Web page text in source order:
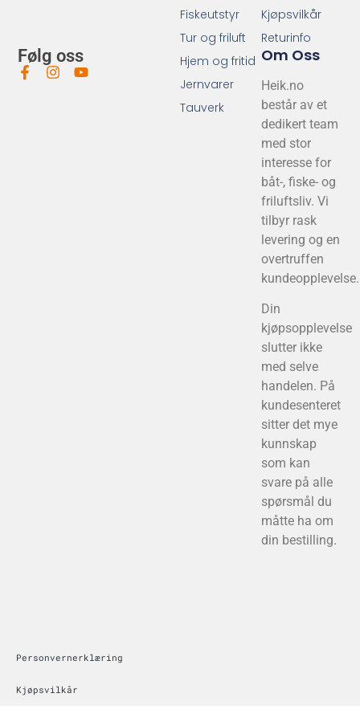
Følg oss
Kjøpsvilkår
Returinfo
Om Oss
Heik.no
består av et
dedikert team
med stor
interesse for
båt-, fiske- og
friluftsliv. Vi
tilbyr rask
levering og en
overtruffen
kundeopplevelse.
Din
kjøpsopplevelse
slutter ikke
med selve
handelen. På
kundesenteret
sitter det mye
kunnskap
som kan
svare på alle
spørsmål du
måtte ha om
din bestilling.
Fiskeutstyr
Tur og friluft
Hjem og fritid
Jernvarer
Tauverk
Personvernerklæring
Kjøpsvilkår